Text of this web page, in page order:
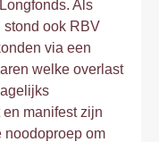
Als
stond ook RBV
via een
welke overlast
manifest zijn
noodoproep om